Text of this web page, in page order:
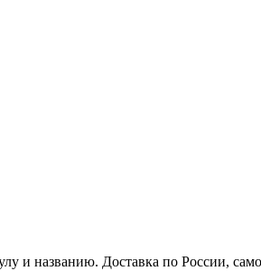
и названию. Доставка по России,